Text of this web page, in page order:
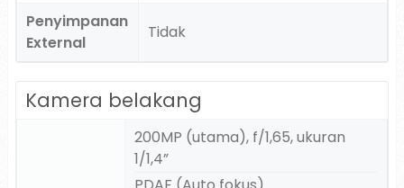
Penyimpanan
External
Tidak
Kamera belakang
200MP (utama), f/1,65, ukuran
1/1,4”